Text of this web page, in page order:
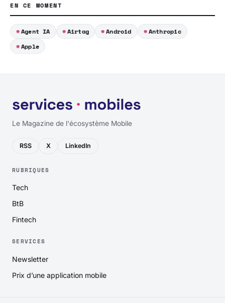
EN CE MOMENT
Agent IA Airtag Android
Anthropic
Apple
Le Magazine de l'écosystème Mobile
RSS X LinkedIn
RUBRIQUES
Tech
BtB
Fintech
SERVICES
Newsletter
Prix d’une application mobile